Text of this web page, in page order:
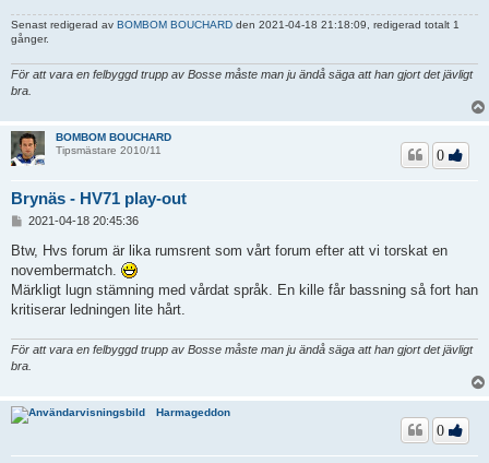
Senast redigerad av BOMBOM BOUCHARD den 2021-04-18 21:18:09, redigerad totalt 1
gånger.
För att vara en felbyggd trupp av Bosse måste man ju ändå säga att han gjort det jävligt
bra.
BOMBOM BOUCHARD
Tipsmästare 2010/11
Brynäs - HV71 play-out
0
l
g
g
2021-04-18 20:45:36
Btw, Hvs forum är lika rumsrent som vårt forum efter att vi torskat en
novembermatch.
Märkligt lugn stämning med vårdat språk. En kille får bassning så fort han
kritiserar ledningen lite hårt.
För att vara en felbyggd trupp av Bosse måste man ju ändå säga att han gjort det jävligt
bra.
Harmageddon
0